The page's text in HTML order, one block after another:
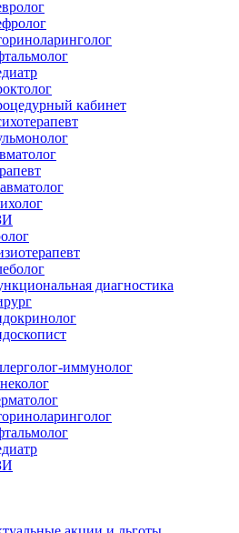
кабинет
диагностика
иммунолог